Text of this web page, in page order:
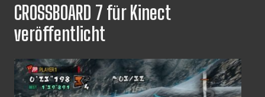
CROSSBOARD 7 für Kinect
veröffentlicht